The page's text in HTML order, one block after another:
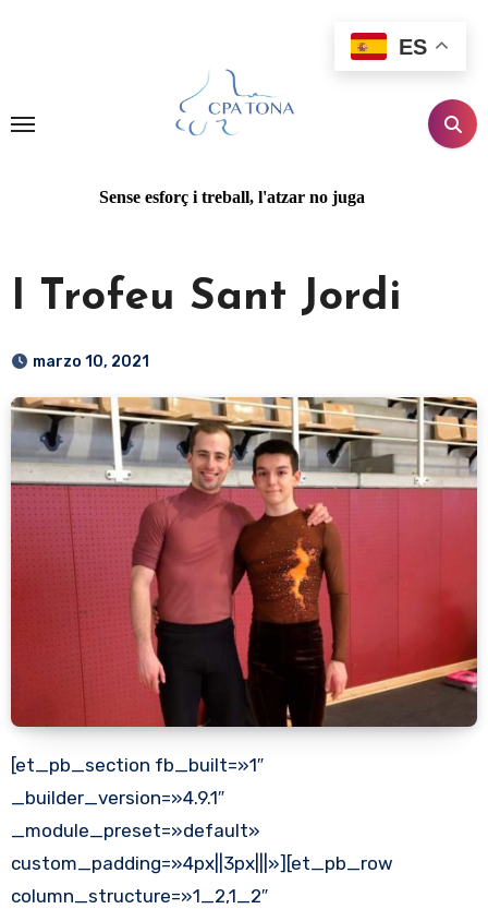
Sense esforç i treball, l'atzar no juga
I Trofeu Sant Jordi
marzo 10, 2021
[et_pb_section fb_built=»1″
_builder_version=»4.9.1″
_module_preset=»default»
custom_padding=»4px||3px|||»][et_pb_row
column_structure=»1_2,1_2″
ES